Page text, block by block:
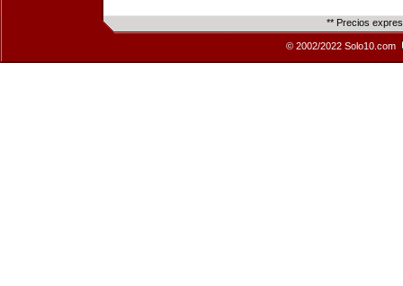
** Precios
© 2002/2022 Solo10.com